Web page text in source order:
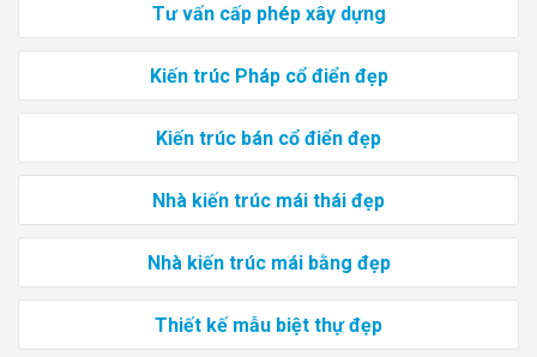
Tư vấn cấp phép xây dựng
Kiến trúc Pháp cổ điển đẹp
Kiến trúc bán cổ điển đẹp
Nhà kiến trúc mái thái đẹp
Nhà kiến trúc mái bằng đẹp
Thiết kế mẫu biệt thự đẹp